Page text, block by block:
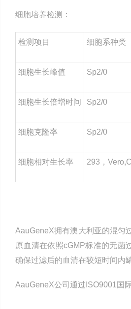
细胞培养检测：
检测项目 细胞系种类
细胞生长峰值 Sp2/0
细胞生长倍增时间 Sp2/0
细胞克隆率 Sp2/0
细胞相对生长率 293，
AauGeneX拥有澳大利亚的混匀
原血清在依照cGMP标准的无菌
确保过滤后的血清在较短时间内
AauGeneX公司通过ISO9001国